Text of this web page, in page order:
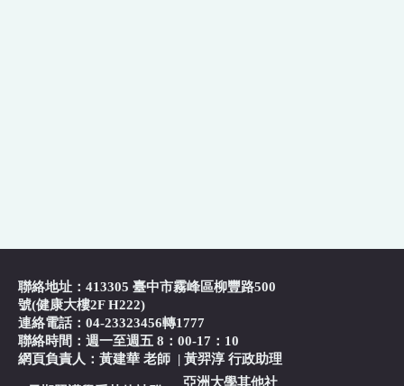
聯絡地址：413305 臺中市霧峰區柳豐路500
號(健康大樓2F H222)
連絡電話：04-23323456轉1777
聯絡時間：週一至週五 8：00-17：10
網頁負責人：黃建華 老師 |黃羿淳 行政助理
亞洲大學其他社